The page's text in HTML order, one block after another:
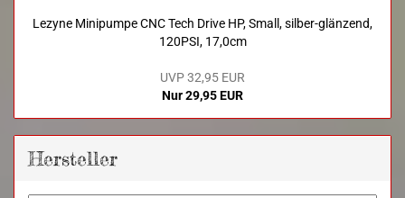
Lezyne Minipumpe CNC Tech Drive HP, Small, silber-glänzend,
120PSI, 17,0cm
UVP 32,95 EUR
Nur 29,95 EUR
Hersteller